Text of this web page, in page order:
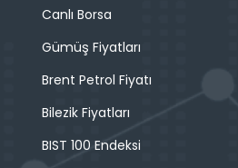
Canlı Borsa
Gümüş Fiyatları
Brent Petrol Fiyatı
Bilezik Fiyatları
BIST 100 Endeksi